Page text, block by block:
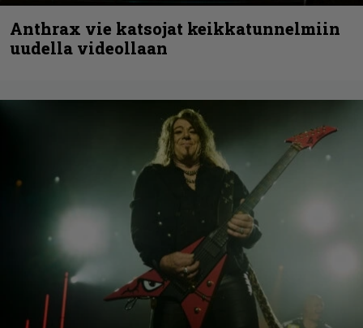
Anthrax vie katsojat keikkatunnelmiin
uudella videollaan